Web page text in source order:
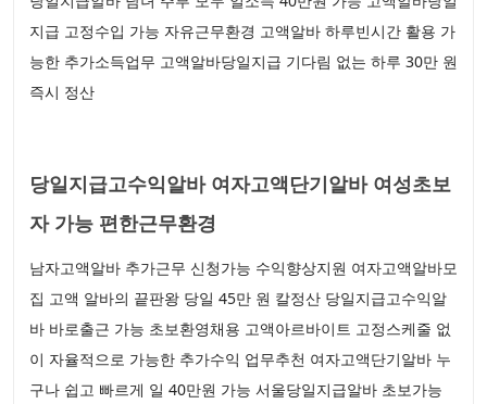
지급 고정수입 가능 자유근무환경 고액알바 하루빈시간 활용 가
능한 추가소득업무 고액알바당일지급 기다림 없는 하루 30만 원
즉시 정산
당일지급고수익알바 여자고액단기알바 여성초보
자 가능 편한근무환경
남자고액알바 추가근무 신청가능 수익향상지원 여자고액알바모
집 고액 알바의 끝판왕 당일 45만 원 칼정산 당일지급고수익알
바 바로출근 가능 초보환영채용 고액아르바이트 고정스케줄 없
이 자율적으로 가능한 추가수익 업무추천 여자고액단기알바 누
구나 쉽고 빠르게 일 40만원 가능 서울당일지급알바 초보가능